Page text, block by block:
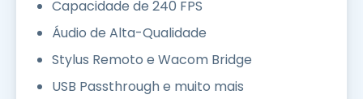
Capacidade de 240 FPS
Áudio de Alta-Qualidade
Stylus Remoto e Wacom Bridge
USB Passthrough e muito mais